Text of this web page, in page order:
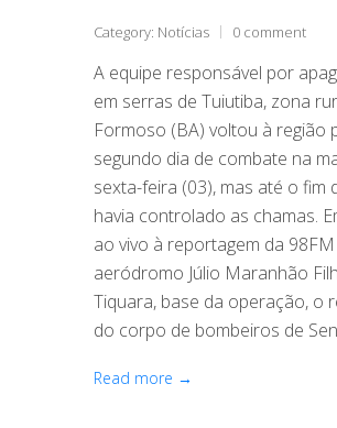
Category: Notícias 0 comment
A equipe responsável por
em serras de Tuiutiba, zona
Formoso (BA) voltou à região
segundo dia de combate na
sexta-feira (03), mas até o fim
havia controlado as chamas.
ao vivo à reportagem da
aeródromo Júlio Maranhão
Tiquara, base da operação, o
do corpo de bombeiros de
Read more →